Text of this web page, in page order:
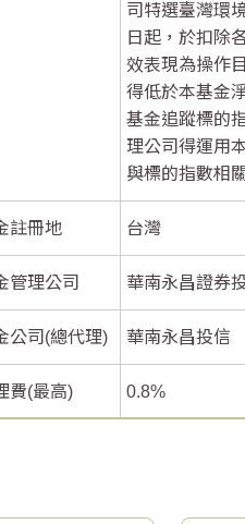
司特選臺灣環
日起，於扣除
效表現為操作
得低於本基金
基金追蹤標的
理公司得運用
與標的指數相
註冊地 台灣
管理公司 華南永昌證券
公司(總代理) 華南永昌投信
費(最高) 0.8